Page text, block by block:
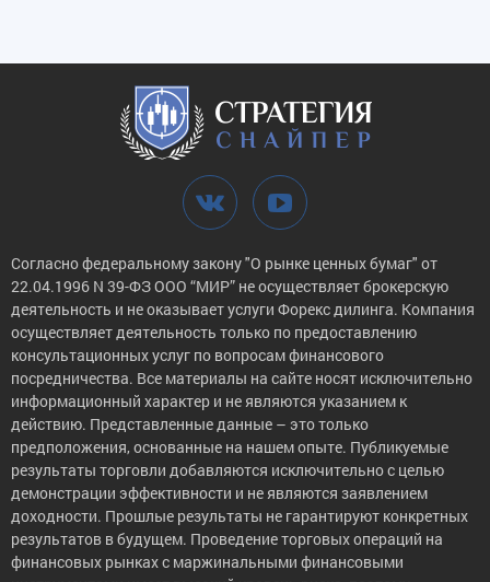
Согласно федеральному закону "О рынке ценных бумаг" от
22.04.1996 N 39-ФЗ ООО “МИР” не осуществляет брокерскую
деятельность и не оказывает услуги Форекс дилинга. Компания
осуществляет деятельность только по предоставлению
консультационных услуг по вопросам финансового
посредничества. Все материалы на сайте носят исключительно
информационный характер и не являются указанием к
действию. Представленные данные – это только
предположения, основанные на нашем опыте. Публикуемые
результаты торговли добавляются исключительно с целью
демонстрации эффективности и не являются заявлением
доходности. Прошлые результаты не гарантируют конкретных
результатов в будущем. Проведение торговых операций на
финансовых рынках с маржинальными финансовыми